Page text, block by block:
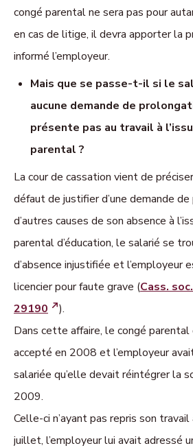
congé parental ne sera pas pour
en cas de litige, il devra apporter la
informé l’employeur.
Mais que se passe-t-il si le
aucune demande de
présente pas au travail à
parental ?
La cour de cassation vient de préciser
défaut de justifier d’une demande
d’autres causes de son absence à
parental d’éducation, le salarié se
d’absence injustifiée et l’employeur
licencier pour faute grave (Cass.
29190
).
Dans cette affaire, le congé parental
accepté en 2008 et l’employeur
salariée qu’elle devait réintégrer la
2009.
Celle-ci n’ayant pas repris son
juillet, l’employeur lui avait adressé